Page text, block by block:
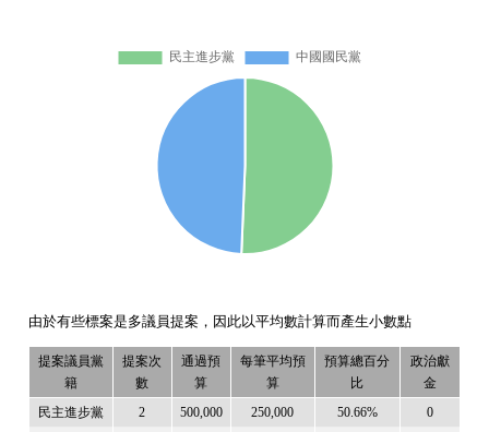
由於有些標案是多議員提案，因此以平均數計算而產生小數點
提案議員黨
籍
提案次
數
通過預
算
每筆平均預
算
預算總百分
比
政治獻
金
民主進步黨 2 500,000 250,000 50.66% 0